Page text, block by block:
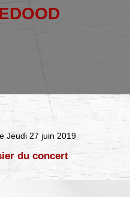
Jeudi 27 juin 2019
du concert